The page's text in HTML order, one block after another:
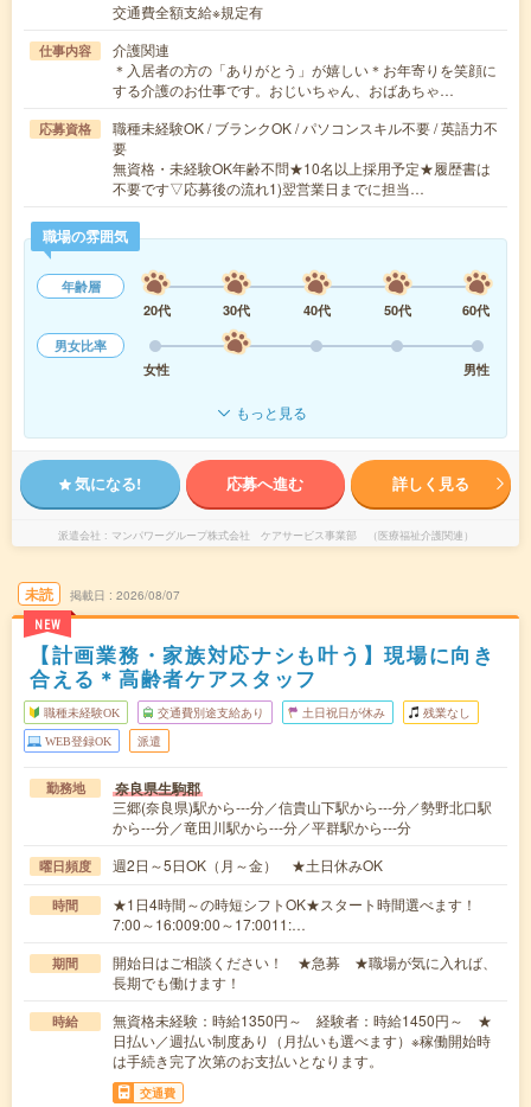
交通費全額支給※規定有
仕事内容
介護関連
＊入居者の方の「ありがとう」が嬉しい＊お年寄りを笑顔に
する介護のお仕事です。おじいちゃん、おばあちゃ…
応募資格
職種未経験OK / ブランクOK / パソコンスキル不要 / 英語力不
要
無資格・未経験OK年齢不問★10名以上採用予定★履歴書は
不要です▽応募後の流れ1)翌営業日までに担当…
職場の雰囲気
年齢層
20代
30代 40代 50代
60代
男女比率
女性
男性
もっと見る
気になる! 応募へ進む 詳しく見る
派遣会社 マンパワーグループ株式会社 ケアサービス事業部 （医療福祉介護関連）
未読
NEW
掲載日 2026/08/07
【計画業務・家族対応ナシも叶う】現場に向き
合える＊高齢者ケアスタッフ
職種未経験OK 交通費別途支給あり 土日祝日が休み 残業なし
WEB登録OK 派遣
勤務地 奈良県生駒郡
三郷(奈良県)駅から---分／信貴山下駅から---分／勢野北口駅
から---分／竜田川駅から---分／平群駅から---分
曜日頻度 週2日～5日OK（月～金） ★土日休みOK
時間
★1日4時間～の時短シフトOK★スタート時間選べます！
7:00～16:009:00～17:0011:…
期間
開始日はご相談ください！ ★急募 ★職場が気に入れば、
長期でも働けます！
時給
無資格未経験：時給1350円～ 経験者：時給1450円～ ★
日払い／週払い制度あり（月払いも選べます）※稼働開始時
は手続き完了次第のお支払いとなります。
交通費